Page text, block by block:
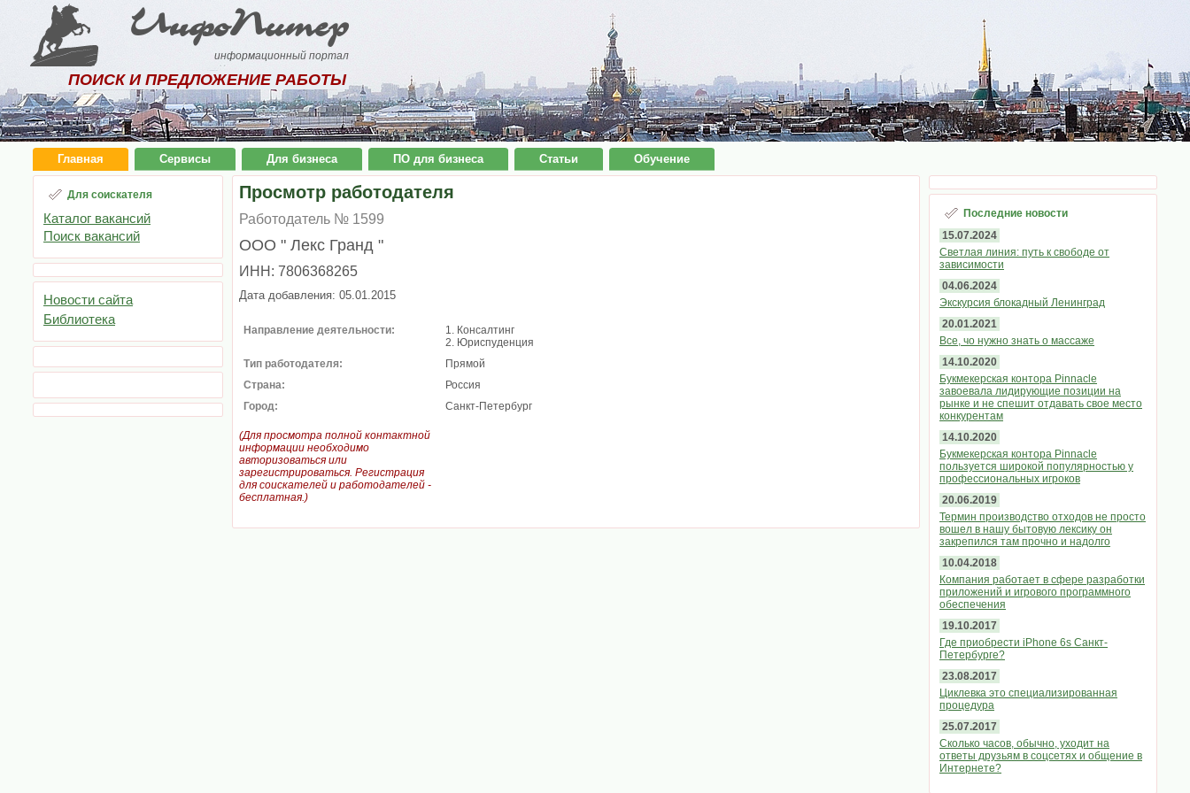
ИнфоПитер
информационный портал
ПОИСК И ПРЕДЛОЖЕНИЕ РАБОТЫ
Главная Сервисы Для бизнеса ПО для бизнеса Статьи Обучение
Для соискателя
Каталог вакансий
Поиск вакансий
Новости сайта
Библиотека
Просмотр работодателя
Работодатель № 1599
ООО " Лекс Гранд "
ИНН: 7806368265
Дата добавления: 05.01.2015
Направление деятельности:
1. Консалтинг
2. Юриспуденция
Тип работодателя:
Прямой
Страна:
Россия
Город:
Санкт-Петербург
(Для просмотра полной контактной
информации необходимо
авторизоваться или
зарегистрироваться. Регистрация
для соискателей и работодателей -
бесплатная.)
Последние новости
15.07.2024
Светлая линия: путь к свободе от
зависимости
04.06.2024
Экскурсия блокадный Ленинград
20.01.2021
Все, чо нужно знать о массаже
14.10.2020
Букмекерская контора Pinnacle
завоевала лидирующие позиции на
рынке и не спешит отдавать свое место
конкурентам
14.10.2020
Букмекерская контора Pinnacle
пользуется широкой популярностью у
профессиональных игроков
20.06.2019
Термин производство отходов не просто
вошел в нашу бытовую лексику он
закрепился там прочно и надолго
10.04.2018
Компания работает в сфере разработки
приложений и игрового программного
обеспечения
19.10.2017
Где приобрести iPhone 6s Санкт-
Петербурге?
23.08.2017
Циклевка это специализированная
процедура
25.07.2017
Сколько часов, обычно, уходит на
ответы друзьям в соцсетях и общение в
Интернете?